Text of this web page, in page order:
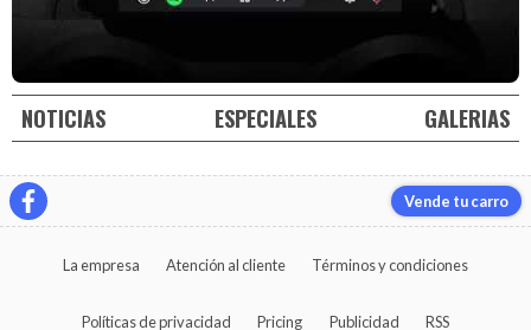
NOTICIAS ESPECIALES GALERIAS
Vende tu carro
La empresa Atención al cliente Términos y condiciones
Políticas de privacidad Pricing Publicidad RSS